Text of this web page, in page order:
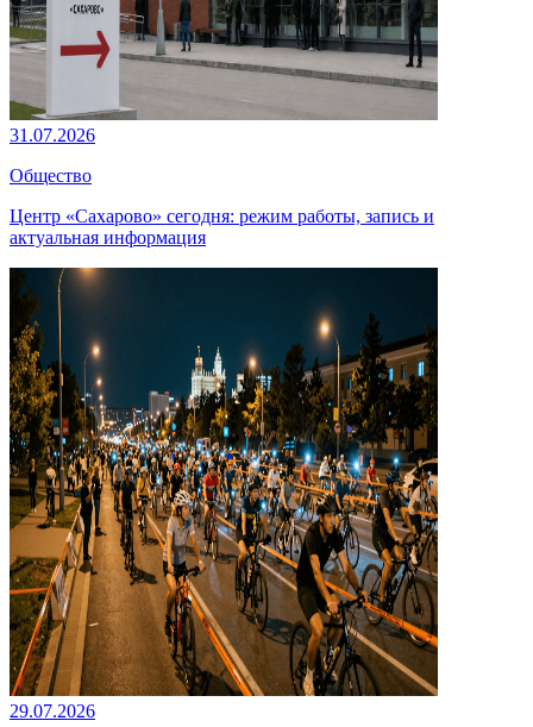
31.07.2026
Общество
Центр «Сахарово» сегодня: режим работы, запись и
актуальная информация
29.07.2026